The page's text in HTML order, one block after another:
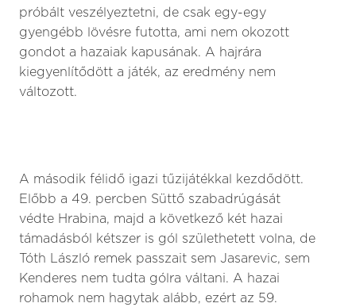
próbált veszélyeztetni, de csak egy-egy
gyengébb lövésre futotta, ami nem okozott
gondot a hazaiak kapusának. A hajrára
kiegyenlítődött a játék, az eredmény nem
változott.
A második félidő igazi tűzijátékkal kezdődött.
Előbb a 49. percben Süttő szabadrúgását
védte Hrabina, majd a következő két hazai
támadásból kétszer is gól születhetett volna, de
Tóth László remek passzait sem Jasarevic, sem
Kenderes nem tudta gólra váltani. A hazai
rohamok nem hagytak alább, ezért az 59.